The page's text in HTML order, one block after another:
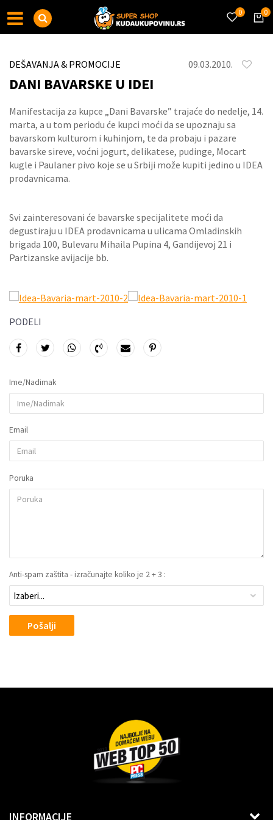
0
0
DEŠAVANJA & PROMOCIJE 09.03.2010.
DANI BAVARSKE U IDEI
Manifestacija za kupce „Dani Bavarske” trajaće do nedelje, 14.
marta, a u tom periodu će kupci moći da se upoznaju sa
bavarskom kulturom i kuhinjom, te da probaju i pazare
bavarske sireve, voćni jogurt, delikatese, pudinge, Mocart
kugle i Paulaner pivo koje se u Srbiji može kupiti jedino u IDEA
prodavnicama.
Svi zainteresovani će bavarske specijalitete moći da
degustiraju u IDEA prodavnicama u ulicama Omladinskih
brigada 100, Bulevaru Mihaila Pupina 4, Gandijevoj 21 i
Partizanske avijacije bb.
PODELI
Ime/Nadimak
Email
Poruka
Anti-spam zaštita - izračunajte koliko je 2 + 3 :
Pošalji
INFORMACIJE